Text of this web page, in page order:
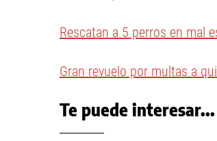
Rescatan a 5 perros en mal
Gran revuelo por multas a
Te puede interesar...